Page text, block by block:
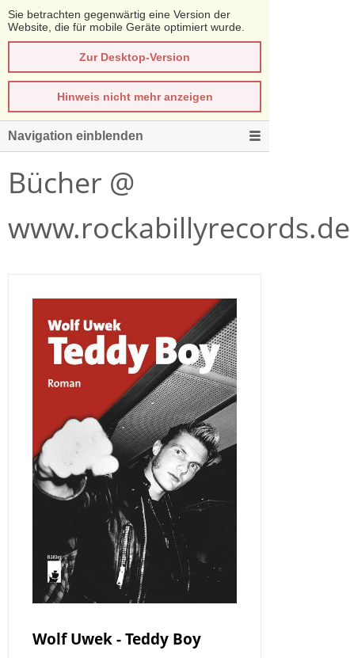
Sie betrachten gegenwärtig eine Version der
Website, die für mobile Geräte optimiert wurde.
Zur Desktop-Version
Hinweis nicht mehr anzeigen
Navigation einblenden
Bücher @
www.rockabillyrecords.de
Wolf Uwek - Teddy Boy